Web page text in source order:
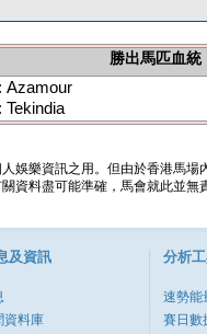
勝出馬匹血統
Azamour
Tekindia
娛樂資訊之用。但由於香港馬
資料盡可能準確，馬會就此並
及資訊
資料庫
分析
速勢能
賽日數